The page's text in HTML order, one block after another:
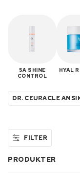
5A SHINE
CONTROL
HYAL
DR. CEURACLE
FILTER
PRODUKTER